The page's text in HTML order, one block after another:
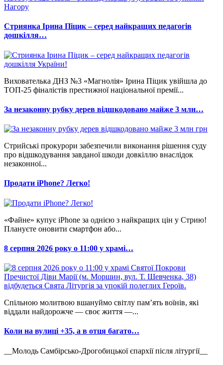
Нагору
Стриянка Ірина Піцик – серед найкращих педагогів
дошкілля…
Вихователька ДНЗ №3 «Магнолія» Ірина Піцик увійшла до
ТОП-25 фіналістів престижної національної премії...
За незаконну рубку дерев відшкодовано майже 3 млн…
Стрийські прокурори забезпечили виконання рішення суду
про відшкодування завданої шкоди довкіллю внаслідок
незаконної...
Продати iPhone? Легко!
«Файне» купує iPhone за однією з найкращих цін у Стрию!
Плануєте оновити смартфон або...
8 серпня 2026 року о 11:00 у храмі…
Спільною молитвою вшануймо світлу пам’ять воїнів, які
віддали найдорожче — своє життя —...
Коли на вулиці +35, а в отця багато…
__Молодь Самбірсько-Дрогобицької єпархії після літургії__